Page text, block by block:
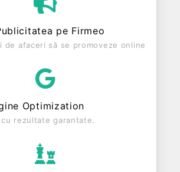
pe Firmeo
de afaceri să se promoveze online
Optimization
cu rezultate garantate.